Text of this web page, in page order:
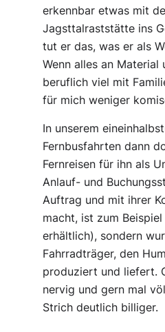
erkennbar etwas mit
Jagsttalraststätte ins
tut er das, was er als
Wenn alles an
beruflich viel mit
für mich weniger
In unserem
Fernbusfahrten dann
Fernreisen für ihn als
Anlauf- und
Auftrag und mit ihrer
macht, ist zum
erhältlich), sondern
Fahrradträger, den
produziert und liefert.
nervig und gern mal
Strich deutlich billiger.